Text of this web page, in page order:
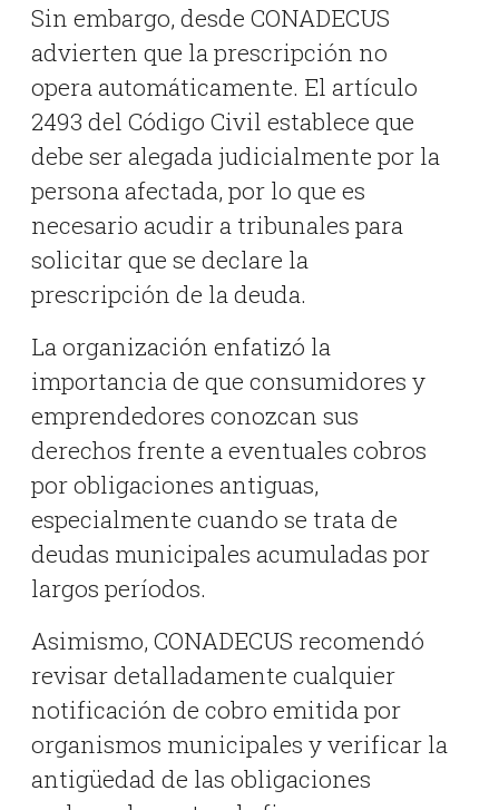
Sin embargo, desde CONADECUS
advierten que la prescripción no
opera automáticamente. El artículo
2493 del Código Civil establece que
debe ser alegada judicialmente por la
persona afectada, por lo que es
necesario acudir a tribunales para
solicitar que se declare la
prescripción de la deuda.
La organización enfatizó la
importancia de que consumidores y
emprendedores conozcan sus
derechos frente a eventuales cobros
por obligaciones antiguas,
especialmente cuando se trata de
deudas municipales acumuladas por
largos períodos.
Asimismo, CONADECUS recomendó
revisar detalladamente cualquier
notificación de cobro emitida por
organismos municipales y verificar la
antigüedad de las obligaciones